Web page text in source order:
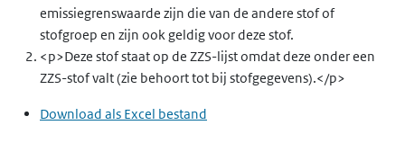
2315-61-9 621-341-7
emissiegrenswaarde zijn die van de andere stof of
stofgroep en zijn ook geldig voor deze stof.
<p>Deze stof staat op de ZZS-lijst omdat deze onder een
ZZS-stof valt (zie behoort tot bij stofgegevens).</p>
Download als Excel bestand